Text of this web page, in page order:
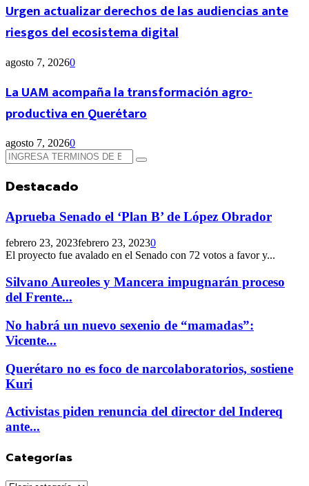
Urgen actualizar derechos de las audiencias ante
riesgos del ecosistema digital
agosto 7, 20260
La UAM acompaña la transformación agro-
productiva en Querétaro
agosto 7, 20260
Búsqueda
de:
Búsqueda
Destacado
Aprueba Senado el ‘Plan B’ de López Obrador
febrero 23, 2023febrero 23, 20230
El proyecto fue avalado en el Senado con 72 votos a favor y...
Silvano Aureoles y Mancera impugnarán proceso
del Frente...
No habrá un nuevo sexenio de “mamadas”:
Vicente...
Querétaro no es foco de narcolaboratorios, sostiene
Kuri
Activistas piden renuncia del director del Indereq
ante...
Categorías